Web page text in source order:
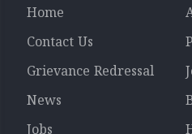
Home
Contact Us
Grievance Redressal
News
Jobs